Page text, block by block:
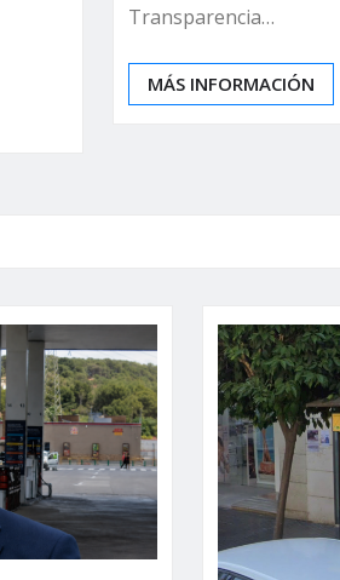
Transparencia…
MÁS INFORMACIÓN